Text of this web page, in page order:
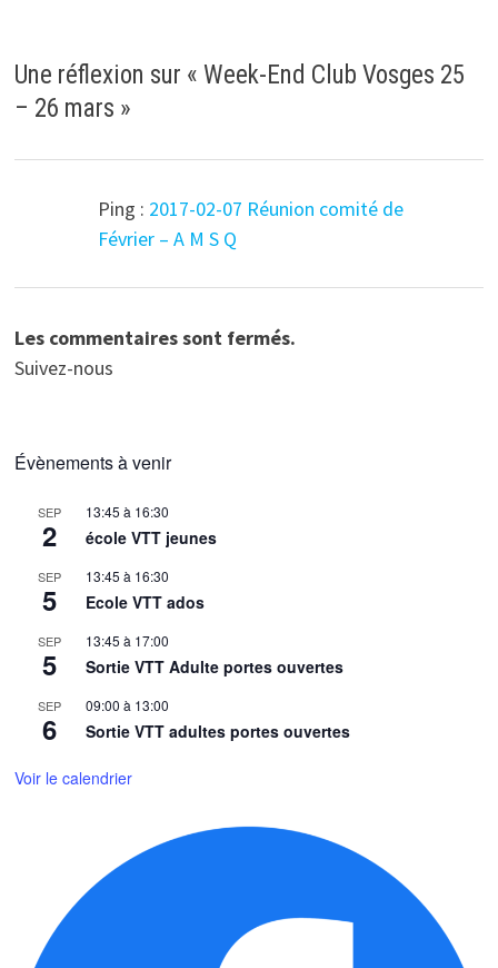
Une réflexion sur « Week-End Club Vosges 25
– 26 mars »
Ping : 2017-02-07 Réunion comité de
Février – A M S Q
Les commentaires sont fermés.
Suivez-nous
Évènements à venir
SEP
2
13:45 à 16:30
école VTT jeunes
SEP
5
13:45 à 16:30
Ecole VTT ados
SEP
5
13:45 à 17:00
Sortie VTT Adulte portes ouvertes
SEP
6
09:00 à 13:00
Sortie VTT adultes portes ouvertes
Voir le calendrier